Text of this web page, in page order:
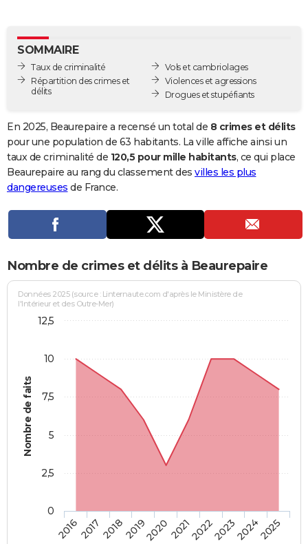
GUIDES D'ACHAT
BONS PLANS
Carte de Noël
Carte Bonne année
Carte Saint-Valentin
Carte Pâques
Carte d'anniversaire
DICTIONNAIRE
Dictionnaire
Biographies
Citations
Expressions
Proverbes
PROGRAMME TV
COPAINS D'AVANT
S'inscrire
Se connecter
Lycées
Collèges
Primaires
Universités
Entreprises
Service militaire
Avis de recherche
AVIS DE DÉCÈS
FORUM
Bricolage
Lifestyle
Culture
Sport
Auto
Television
Voyage
Cinema
SOMMAIRE
Taux de criminalité
Répartition des crimes et
délits
Vols et cambriolages
Violences et agressions
Drogues et stupéfiants
En 2025, Beaurepaire a recensé un total de 8 crimes et délits
pour une population de 63 habitants. La ville affiche ainsi un
taux de criminalité de 120,5 pour mille habitants, ce qui place
Beaurepaire au rang du classement des villes les plus
dangereuses de France.
Nombre de crimes et délits à Beaurepaire
Nombre de faits
Données 2025 (source : Linternaute.com d'après le Ministère de
l'Intérieur et des Outre-Mer)
2016201720182019202020212022202320242025
0
2,5
5
7,5
10
12,5